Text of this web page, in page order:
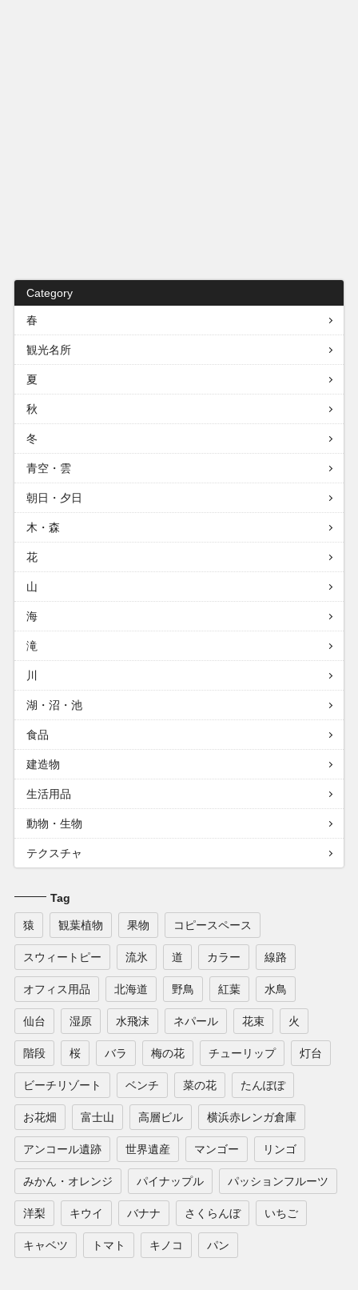
Category
春
観光名所
夏
秋
冬
青空・雲
朝日・夕日
木・森
花
山
海
滝
川
湖・沼・池
食品
建造物
生活用品
動物・生物
テクスチャ
Tag
猿 観葉植物 果物 コピースペース
スウィートピー 流氷 道 カラー 線路
オフィス用品 北海道 野鳥 紅葉 水鳥
仙台 湿原 水飛沫 ネパール 花束 火
階段 桜 バラ 梅の花 チューリップ 灯台
ビーチリゾート ベンチ 菜の花 たんぽぽ
お花畑 富士山 高層ビル 横浜赤レンガ倉庫
アンコール遺跡 世界遺産 マンゴー リンゴ
みかん・オレンジ パイナップル パッションフルーツ
洋梨 キウイ バナナ さくらんぼ いちご
キャベツ トマト キノコ パン